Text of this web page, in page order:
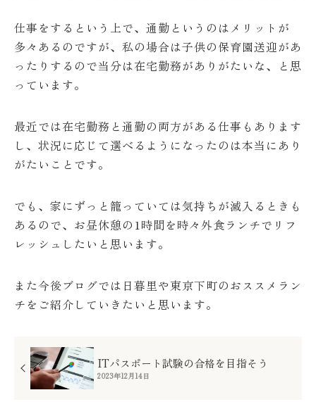
仕事をするという上で、通勤というのはメリットが
多々あるのですが、私の場合は子供の保育園送迎があ
ったりするので当分は在宅勤務がありがたいな、と思
っています。
最近では在宅勤務と通勤の両方がある仕事もあります
し、状況に応じて選べるようになったのは本当にあり
がたいことです。
でも、家にずっと籠っていては気持ちが滅入るときも
あるので、お昼休憩の1時間を時々外食ランチでリフ
レッシュしたいと思います。
また今後ブログでは日暮里や東京下町のおススメラン
チをご紹介していきたいと思います。
ナ
ITパスポート試験の合格を目指そう
2023年12月14日